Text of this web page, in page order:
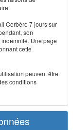
Cerbère 7 jours sur
son
Une page
cette
peuvent être
conditions